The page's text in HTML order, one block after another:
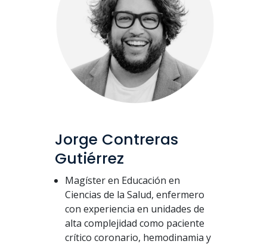
Jorge Contreras
Gutiérrez
Magíster en Educación en
Ciencias de la Salud, enfermero
con experiencia en unidades de
alta complejidad como paciente
crítico coronario, hemodinamia y